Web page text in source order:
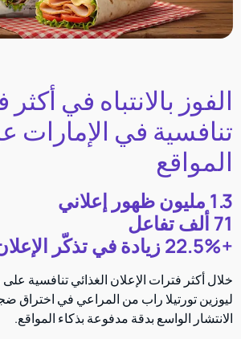
الفوز بالانتباه في
تنافسية في الإمارات
المواقع
1.3 مليون ظهور إعلاني
71 ألف تفاعل
+22.5% زيادة في تذكّر الإعلان
خلال أكثر فترات الإعلان الغذائي تنافسية
ليوزين تورتيلا راب من المراعي في اختراق
الانتشار الواسع بدقة مدفوعة بذكاء المواقع.